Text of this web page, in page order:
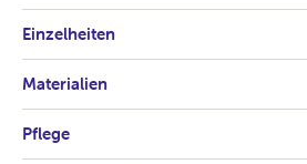
Einzelheiten
Materialien
Pflege